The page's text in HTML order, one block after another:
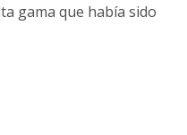
gama que había sido